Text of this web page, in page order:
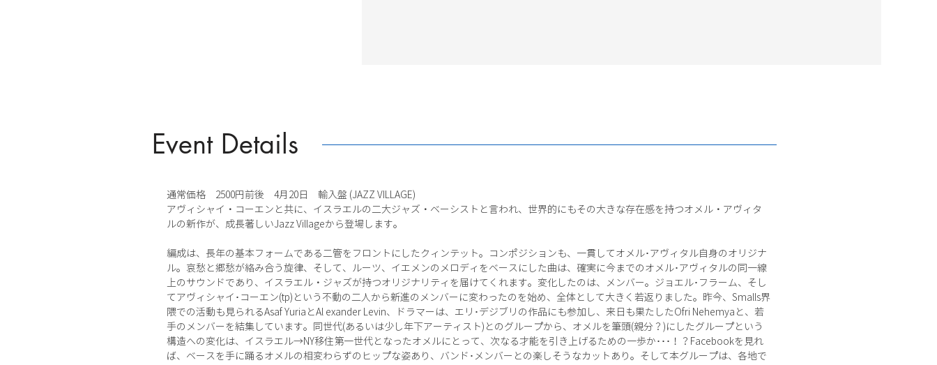
Event Details
通常価格 2500円前後 4月20日 輸入盤 (JAZZ VILLAGE)
アヴィシャイ・コーエンと共に、イスラエルの二大ジャズ・ベーシストと言われ、世界的にもその大きな存在感を持つオメル・アヴィタ
ルの新作が、成長著しいJazz Villageから登場します。
編成は、長年の基本フォームである二管をフロントにしたクィンテット。コンポジションも、一貫してオメル･アヴィタル自身のオリジナ
ル。哀愁と郷愁が絡み合う旋律、そして、ルーツ、イエメンのメロディをベースにした曲は、確実に今までのオメル･アヴィタルの同一線
上のサウンドであり、イスラエル・ジャズが持つオリジナリティを届けてくれます。変化したのは、メンバー。ジョエル･フラーム、そし
てアヴィシャイ･コーエン(tp)という不動の二人から新進のメンバーに変わったのを始め、全体として大きく若返りました。昨今、Smalls界
隈での活動も見られるAsaf YuriaとAl exander Levin、ドラマーは、エリ･デジブリの作品にも参加し、来日も果たしたOfri Nehemyaと、若
手のメンバーを結集しています。同世代(あるいは少し年下アーティスト)とのグループから、オメルを筆頭(親分？)にしたグループという
構造への変化は、イスラエル→NY移住第一世代となったオメルにとって、次なる才能を引き上げるための一歩か･･･！？Facebookを見れ
ば、ベースを手に踊るオメルの相変わらずのヒップな姿あり、バンド･メンバーとの楽しそうなカットあり。そして本グループは、各地で